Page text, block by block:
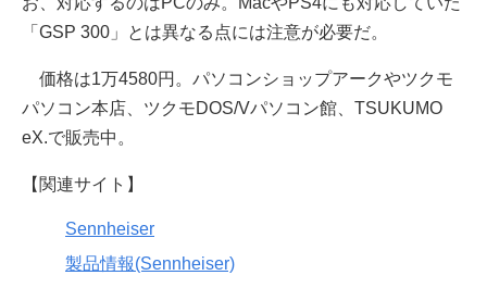
「GSP 300」とは異なる点には注意が必要だ。
価格は1万4580円。パソコンショップアークやツクモ
パソコン本店、ツクモDOS/Vパソコン館、TSUKUMO
eX.で販売中。
【関連サイト】
Sennheiser
製品情報(Sennheiser)